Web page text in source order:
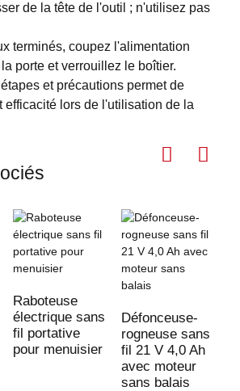
de la tête de l'outil ; n'utilisez pas
terminés, coupez l'alimentation
porte et verrouillez le boîtier.
et précautions permet de
efficacité lors de l'utilisation de la
Raboteuse
électrique sans
fil portative
pour menuisier
Défonceuse-
rogneuse sans
fil 21 V 4,0 Ah
avec moteur
sans balais